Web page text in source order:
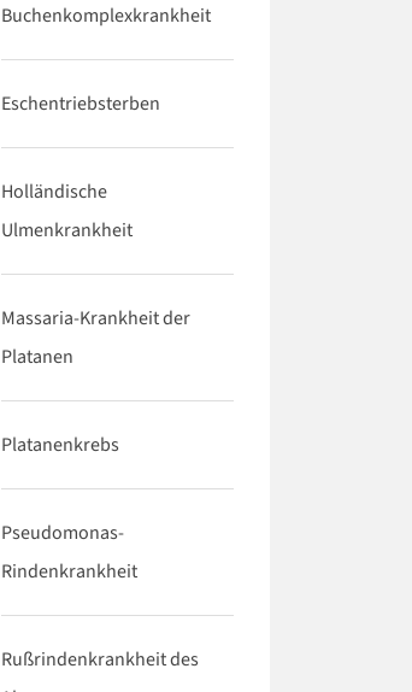
Buchenkomplexkrankheit
Eschentriebsterben
Holländische
Ulmenkrankheit
Massaria-Krankheit der
Platanen
Platanenkrebs
Pseudomonas-
Rindenkrankheit
Rußrindenkrankheit des